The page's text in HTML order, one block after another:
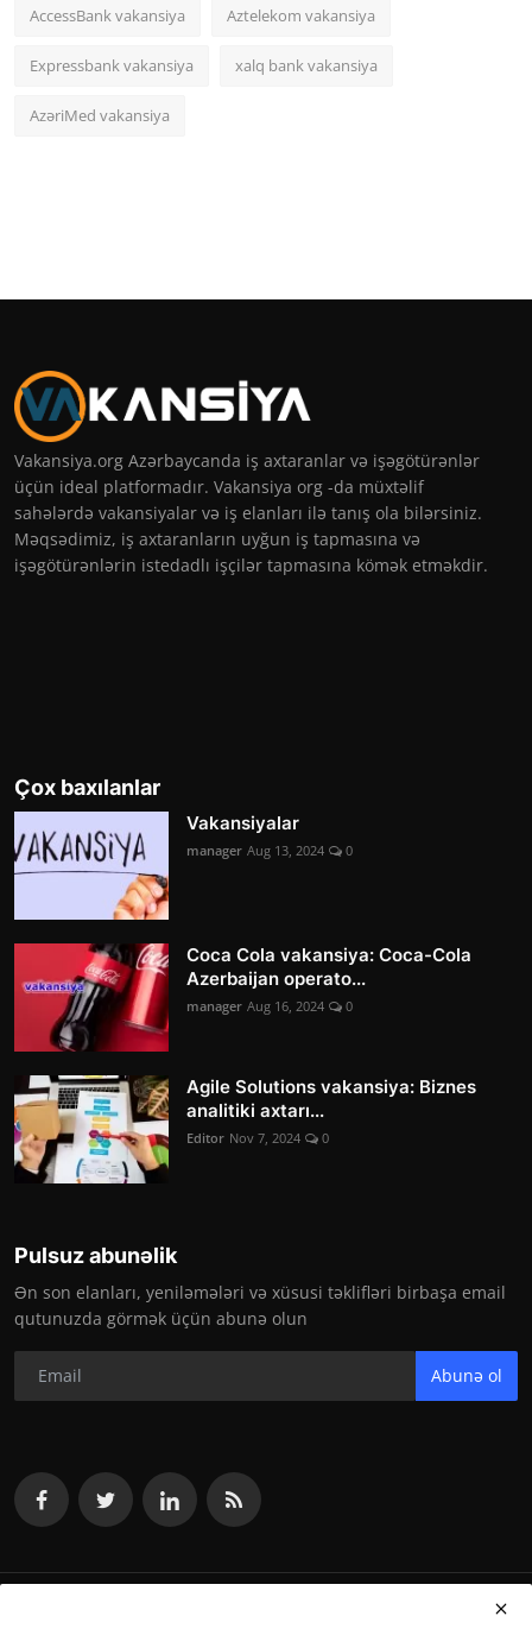
AccessBank vakansiya Aztelekom vakansiya
Expressbank vakansiya xalq bank vakansiya
AzəriMed vakansiya
Vakansiya.org Azərbaycanda iş axtaranlar və işəgötürənlər
üçün ideal platformadır. Vakansiya org -da müxtəlif
sahələrdə vakansiyalar və iş elanları ilə tanış ola bilərsiniz.
Məqsədimiz, iş axtaranların uyğun iş tapmasına və
işəgötürənlərin istedadlı işçilər tapmasına kömək etməkdir.
Çox baxılanlar
Vakansiyalar
manager Aug 13, 2024 0
Coca Cola vakansiya: Coca-Cola
Azerbaijan operato...
manager Aug 16, 2024 0
Agile Solutions vakansiya: Biznes
analitiki axtarı...
Editor Nov 7, 2024 0
Pulsuz abunəlik
Ən son elanları, yeniləmələri və xüsusi təklifləri birbaşa email
qutunuzda görmək üçün abunə olun
Abunə ol